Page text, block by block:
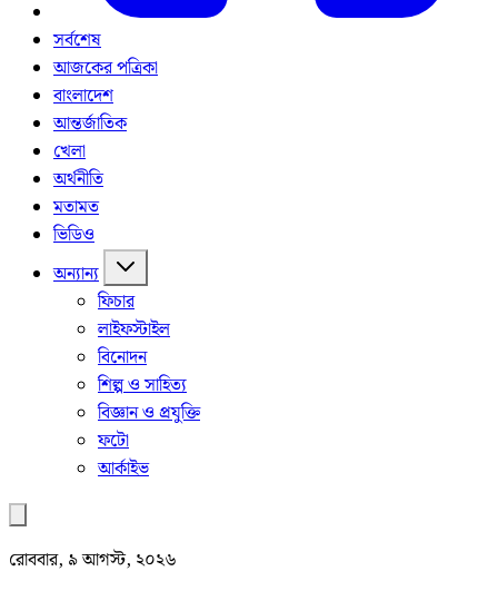
সর্বশেষ
আজকের পত্রিকা
বাংলাদেশ
আন্তর্জাতিক
খেলা
অর্থনীতি
মতামত
ভিডিও
অন্যান্য
ফিচার
লাইফস্টাইল
বিনোদন
শিল্প ও সাহিত্য
বিজ্ঞান ও প্রযুক্তি
ফটো
আর্কাইভ
রোববার, ৯ আগস্ট, ২০২৬